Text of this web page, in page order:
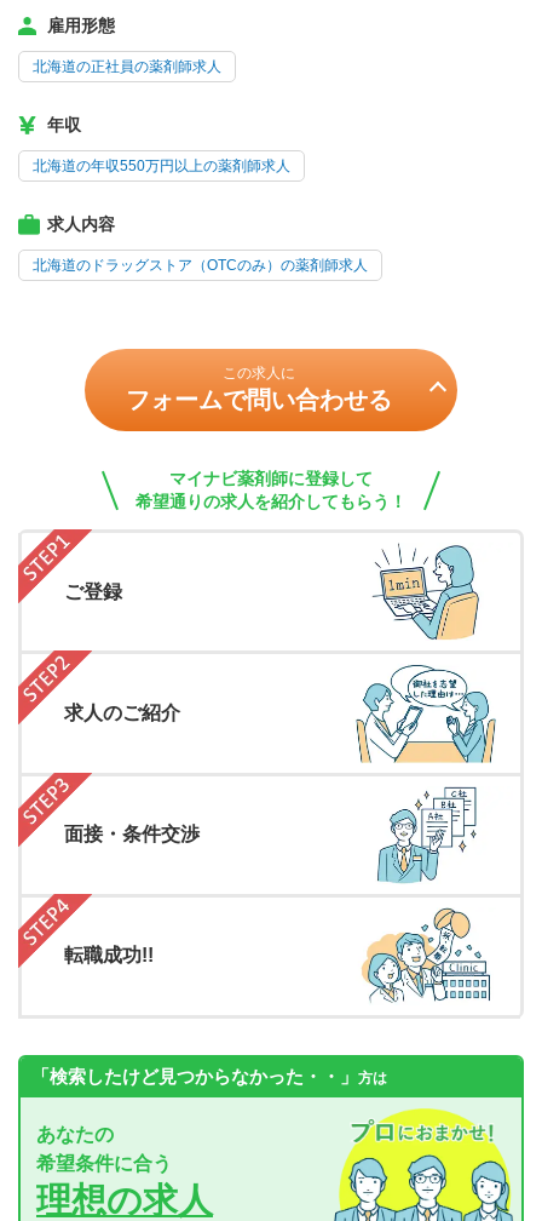
雇用形態
北海道の正社員の薬剤師求人
年収
北海道の年収550万円以上の薬剤師求人
求人内容
北海道のドラッグストア（OTCのみ）の薬剤師求人
この求人に
フォームで問い合わせる
マイナビ薬剤師に登録して
希望通りの求人を紹介してもらう！
ご登録
求人のご紹介
面接・条件交渉
転職成功!!
「検索したけど見つからなかった・・」 方は
あなたの
希望条件に合う
理想の求人